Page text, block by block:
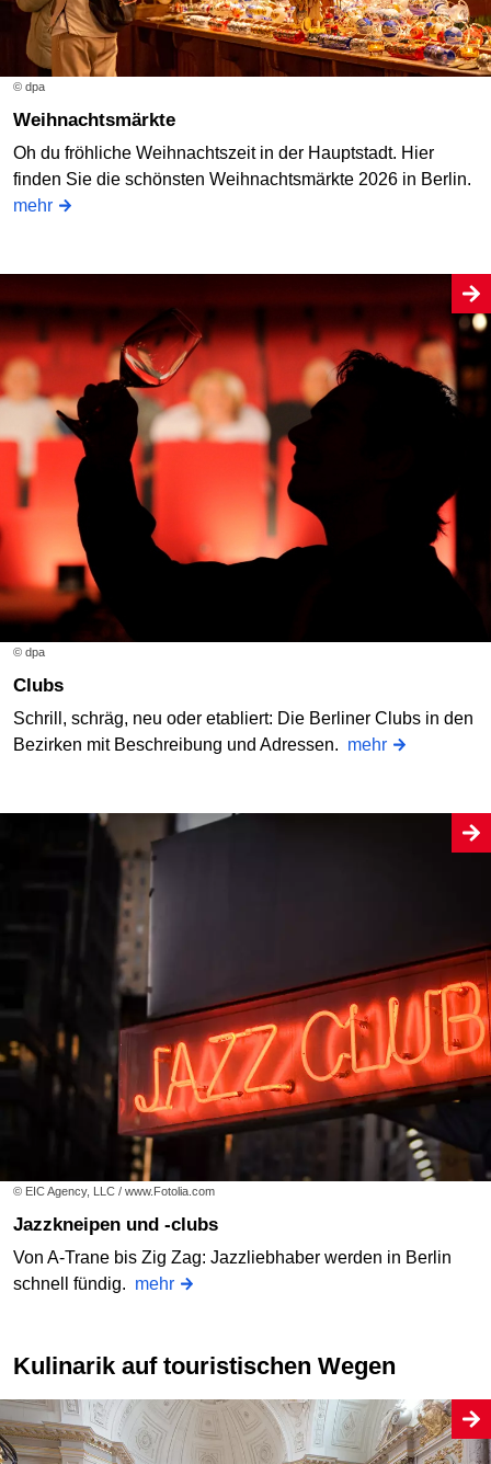
© dpa
Weihnachtsmärkte
Oh du fröhliche Weihnachtszeit in der Hauptstadt. Hier
finden Sie die schönsten Weihnachtsmärkte 2026 in Berlin.
mehr
© dpa
Clubs
Schrill, schräg, neu oder etabliert: Die Berliner Clubs in den
Bezirken mit Beschreibung und Adressen. mehr
© EIC Agency, LLC / www.Fotolia.com
Jazzkneipen und -clubs
Von A-Trane bis Zig Zag: Jazzliebhaber werden in Berlin
schnell fündig. mehr
Kulinarik auf touristischen Wegen